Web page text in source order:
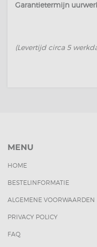
Garantietermijn
(Levertijd circa 5
MENU
HOME
BESTELINFORMATIE
ALGEMENE VOORWAARDEN
PRIVACY POLICY
FAQ